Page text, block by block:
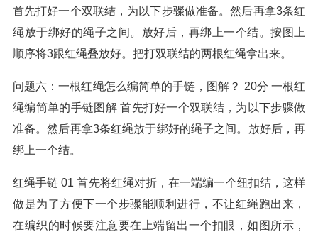
首先打好一个双联结，为以下步骤做准备。然后再拿3条红
绳放于绑好的绳子之间。放好后，再绑上一个结。按图上
顺序将3跟红绳叠放好。把打双联结的两根红绳拿出来。
问题六：一根红绳怎么编简单的手链，图解？ 20分 一根红
绳编简单的手链图解 首先打好一个双联结，为以下步骤做
准备。然后再拿3条红绳放于绑好的绳子之间。放好后，再
绑上一个结。
红绳手链 01 首先将红绳对折，在一端编一个纽扣结，这样
做是为了方便下一个步骤能顺利进行，不让红绳跑出来，
在编织的时候要注意要在上端留出一个扣眼，如图所示，